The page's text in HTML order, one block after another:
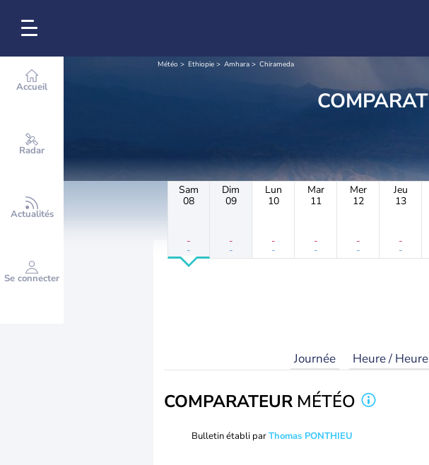
Accueil
Radar
Actualités
Se connecter
Météo Ethiopie Amhara Chirameda
Sam
08
-
-
Dim
09
-
-
Lun
10
-
-
Mar
11
-
-
Mer
12
-
-
Jeu
13
-
-
Journée Heure / Heure
COMPARATEUR MÉTÉO
Bulletin établi parThomas PONTHIEU